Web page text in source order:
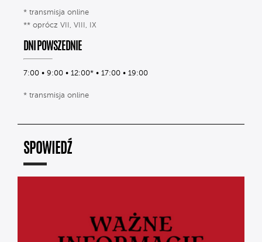
* transmisja online
** oprócz VII, VIII, IX
DNI POWSZEDNIE
7:00 • 9:00 • 12:00* • 17:00 • 19:00
* transmisja online
SPOWIEDŹ